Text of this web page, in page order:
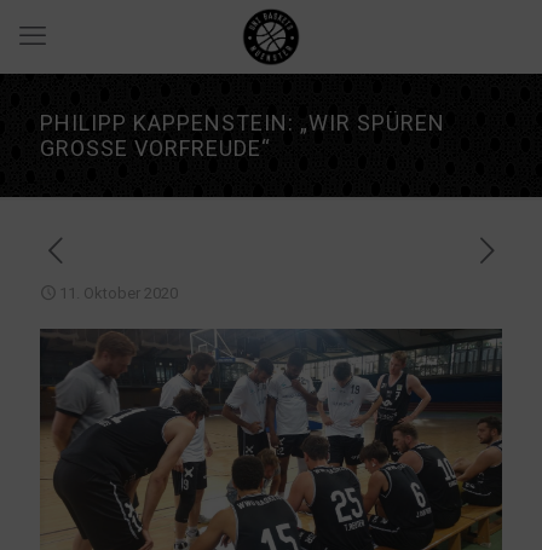
PHILIPP KAPPENSTEIN: „WIR SPÜREN
GROSSE VORFREUDE“
11. Oktober 2020